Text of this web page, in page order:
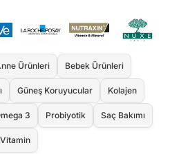
Ürünleri Bebek Ürünleri
Güneş Koruyucular Kolajen
3 Probiyotik Saç Bakımı
Vitamin